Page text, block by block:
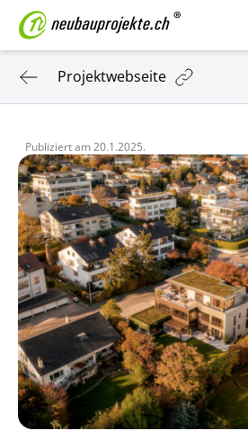
Projektwebseite
Publiziert am 20.1.2025.